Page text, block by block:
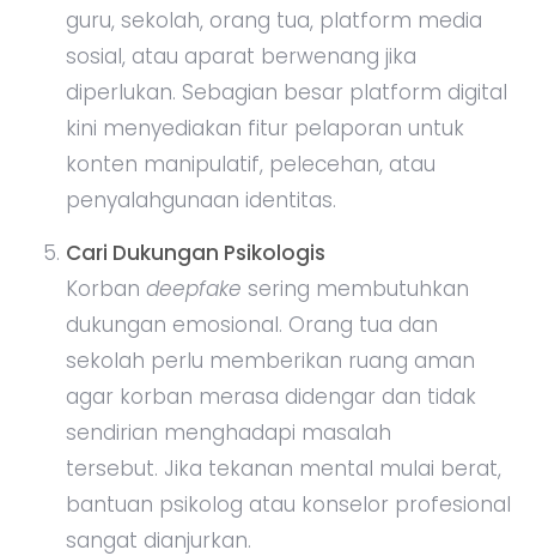
guru, sekolah, orang tua, platform media
sosial, atau aparat berwenang jika
diperlukan. Sebagian besar platform digital
kini menyediakan fitur pelaporan untuk
konten manipulatif, pelecehan, atau
penyalahgunaan identitas.
Cari Dukungan Psikologis
Korban deepfake sering membutuhkan
dukungan emosional. Orang tua dan
sekolah perlu memberikan ruang aman
agar korban merasa didengar dan tidak
sendirian menghadapi masalah
tersebut. Jika tekanan mental mulai berat,
bantuan psikolog atau konselor profesional
sangat dianjurkan.